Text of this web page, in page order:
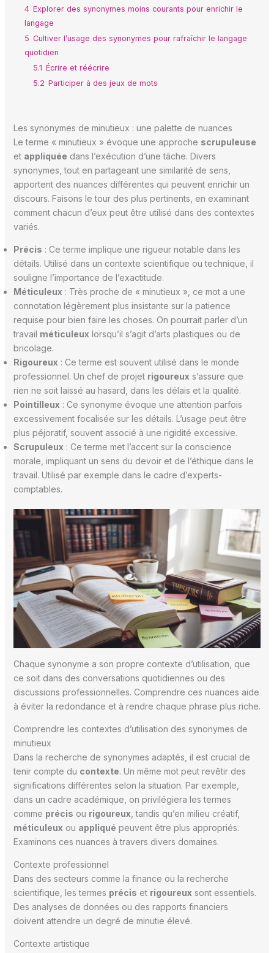
4 Explorer des synonymes moins courants pour enrichir le
langage
5 Cultiver l’usage des synonymes pour rafraîchir le langage
quotidien
5.1 Écrire et réécrire
5.2 Participer à des jeux de mots
Les synonymes de minutieux : une palette de nuances
Le terme « minutieux » évoque une approche scrupuleuse
et appliquée dans l’exécution d’une tâche. Divers
synonymes, tout en partageant une similarité de sens,
apportent des nuances différentes qui peuvent enrichir un
discours. Faisons le tour des plus pertinents, en examinant
comment chacun d’eux peut être utilisé dans des contextes
variés.
Précis : Ce terme implique une rigueur notable dans les
détails. Utilisé dans un contexte scientifique ou technique, il
souligne l’importance de l’exactitude.
Méticuleux : Très proche de « minutieux », ce mot a une
connotation légèrement plus insistante sur la patience
requise pour bien faire les choses. On pourrait parler d’un
travail méticuleux lorsqu’il s’agit d’arts plastiques ou de
bricolage.
Rigoureux : Ce terme est souvent utilisé dans le monde
professionnel. Un chef de projet rigoureux s’assure que
rien ne soit laissé au hasard, dans les délais et la qualité.
Pointilleux : Ce synonyme évoque une attention parfois
excessivement focalisée sur les détails. L’usage peut être
plus péjoratif, souvent associé à une rigidité excessive.
Scrupuleux : Ce terme met l’accent sur la conscience
morale, impliquant un sens du devoir et de l’éthique dans le
travail. Utilisé par exemple dans le cadre d’experts-
comptables.
Chaque synonyme a son propre contexte d’utilisation, que
ce soit dans des conversations quotidiennes ou des
discussions professionnelles. Comprendre ces nuances aide
à éviter la redondance et à rendre chaque phrase plus riche.
Comprendre les contextes d’utilisation des synonymes de
minutieux
Dans la recherche de synonymes adaptés, il est crucial de
tenir compte du contexte. Un même mot peut revêtir des
significations différentes selon la situation. Par exemple,
dans un cadre académique, on privilégiera les termes
comme précis ou rigoureux , tandis qu’en milieu créatif,
méticuleux ou appliqué peuvent être plus appropriés.
Examinons ces nuances à travers divers domaines.
Contexte professionnel
Dans des secteurs comme la finance ou la recherche
scientifique, les termes précis et rigoureux sont essentiels.
Des analyses de données ou des rapports financiers
doivent attendre un degré de minutie élevé.
Contexte artistique